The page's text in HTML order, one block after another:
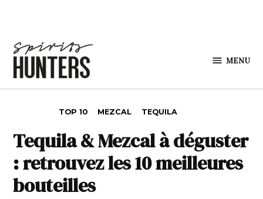
MENU
TOP 10 MEZCAL TEQUILA
Tequila & Mezcal à déguster
: retrouvez les 10 meilleures
bouteilles